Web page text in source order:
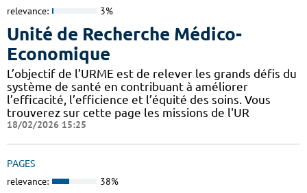
relevance: 3%
Unité de Recherche Médico-
Economique
L’objectif de l’URME est de relever les grands défis du
système de santé en contribuant à améliorer
l’efficacité, l’efficience et l’équité des soins. Vous
trouverez sur cette page les missions de l'UR
18/02/2026 15:25
PAGES
relevance: 38%